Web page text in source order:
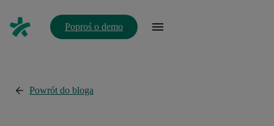
Poproś o demo
Powrót do bloga